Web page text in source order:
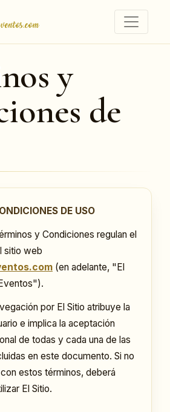
y
de
DE USO
y Condiciones regulan el
sitio web
(en adelante, "El
por El Sitio atribuye la
e implica la aceptación
de todas y cada una de las
en este documento. Si no
estos términos, deberá
El Sitio.